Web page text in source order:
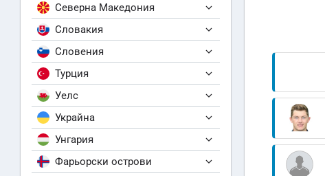
Северна Македония
Словакия
Словения
Турция
Уелс
Украйна
Унгария
Фарьорски острови